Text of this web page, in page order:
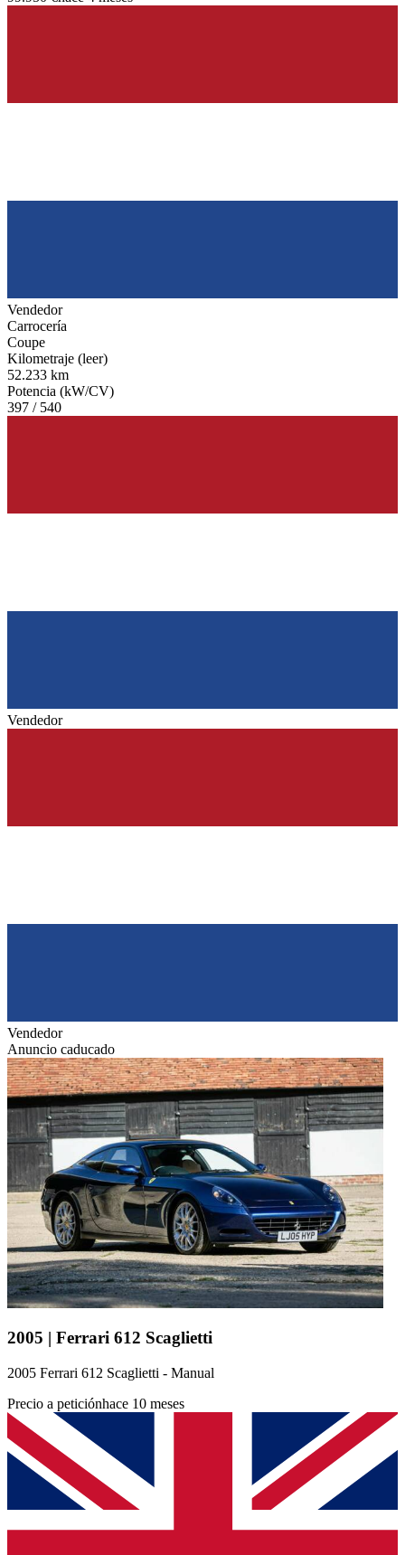
Vendedor
Carrocería
Coupe
Kilometraje (leer)
52.233 km
Potencia (kW/CV)
397 / 540
Vendedor
Vendedor
Anuncio caducado
2005 | Ferrari 612 Scaglietti
2005 Ferrari 612 Scaglietti - Manual
Precio a peticiónhace 10 meses